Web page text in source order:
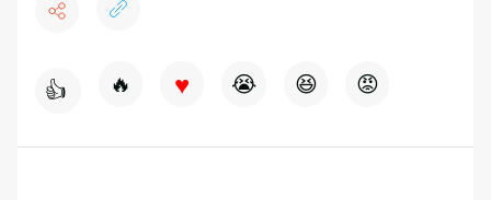
👍 🔥 ♥ 😭 😆 😡